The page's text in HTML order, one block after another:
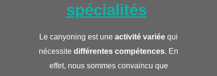
spécialités
Le canyoning est une activité variée qui
nécessite différentes compétences. En
effet, nous sommes convaincu que